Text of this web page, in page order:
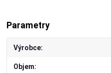
Parametry
Výrobce
Objem